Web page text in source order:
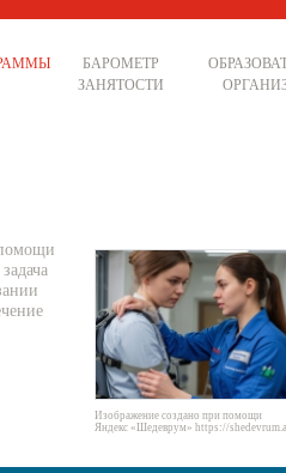
БАРОМЕТР
ЗАНЯТОСТИ
Изображение создано при помощи
Яндекс «Шедеврум» https://